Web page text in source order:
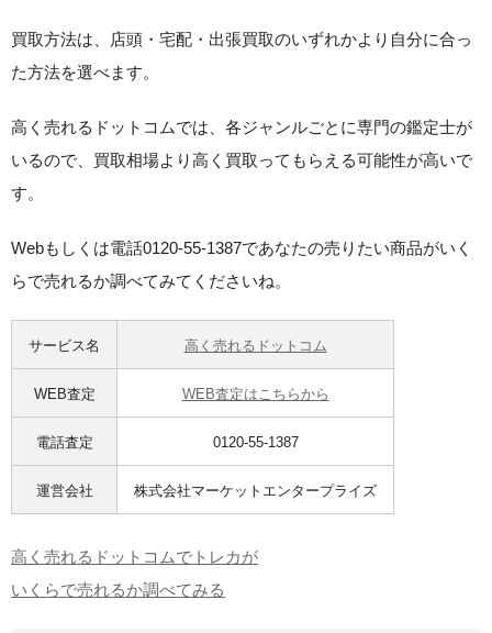
買取方法は、店頭・宅配・出張買取のいずれかより自分に合っ
た方法を選べます。
高く売れるドットコムでは、各ジャンルごとに専門の鑑定士が
いるので、買取相場より高く買取ってもらえる可能性が高いで
す。
Webもしくは電話0120-55-1387であなたの売りたい商品がいく
らで売れるか調べてみてくださいね。
サービス名 高く売れるドットコム
WEB査定 WEB査定はこちらから
電話査定 0120-55-1387
運営会社 株式会社マーケットエンタープライズ
高く売れるドットコムでトレカが
いくらで売れるか調べてみる